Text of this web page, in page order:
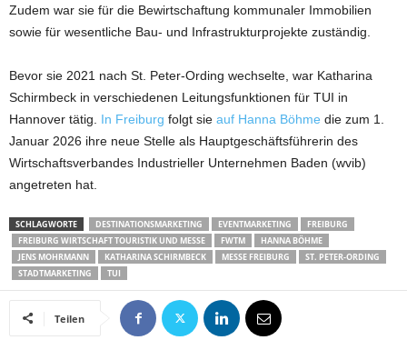
Zudem war sie für die Bewirtschaftung kommunaler Immobilien
sowie für wesentliche Bau- und Infrastrukturprojekte zuständig.
Bevor sie 2021 nach St. Peter-Ording wechselte, war Katharina
Schirmbeck in verschiedenen Leitungsfunktionen für TUI in
Hannover tätig. In Freiburg folgt sie auf Hanna Böhme die zum 1.
Januar 2026 ihre neue Stelle als Hauptgeschäftsführerin des
Wirtschaftsverbandes Industrieller Unternehmen Baden (wvib)
angetreten hat.
SCHLAGWORTE DESTINATIONSMARKETING EVENTMARKETING
FREIBURG
FREIBURG WIRTSCHAFT TOURISTIK UND MESSE
FWTM
HANNA BÖHME
JENS MOHRMANN
KATHARINA SCHIRMBECK MESSE FREIBURG
ST. PETER-ORDING
STADTMARKETING
TUI
Teilen